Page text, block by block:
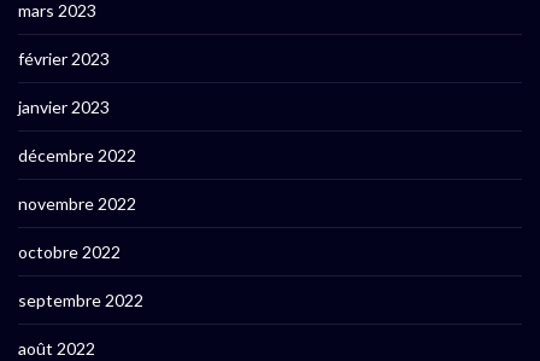
mars 2023
février 2023
janvier 2023
décembre 2022
novembre 2022
octobre 2022
septembre 2022
août 2022